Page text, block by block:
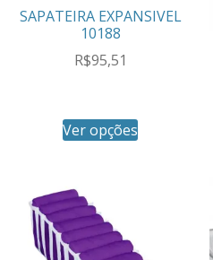
SAPATEIRA EXPANSIVEL
10188
R$95,51
Ver opções